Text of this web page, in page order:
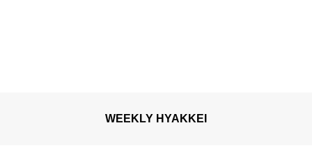
WEEKLY HYAKKEI